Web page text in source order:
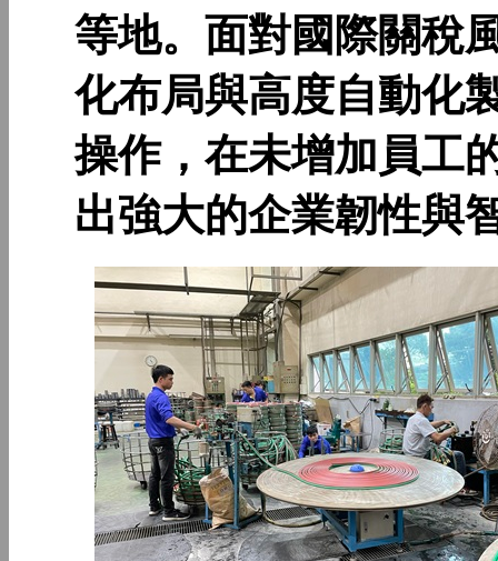
等地。面對國際關稅
化布局與高度自動化
操作，在未增加員工
出強大的企業韌性與